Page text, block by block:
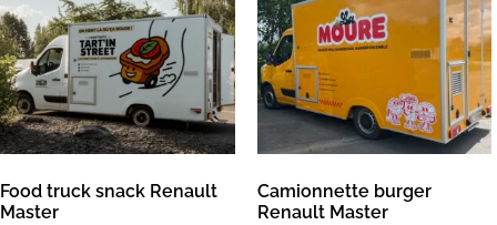
Food truck snack Renault
Master
Camionnette burger
Renault Master